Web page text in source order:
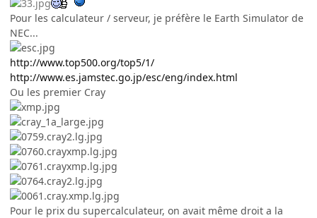
Pour les calculateur / serveur, je préfère le Earth Simulator de
NEC...
http://www.top500.org/top5/1/
http://www.es.jamstec.go.jp/esc/eng/index.html
Ou les premier Cray
Pour le prix du supercalculateur, on avait même droit a la